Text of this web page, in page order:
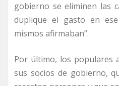
gobierno se eliminen las
duplique el gasto en
mismos afirmaban”.
Por último, los populares
sus socios de gobierno,